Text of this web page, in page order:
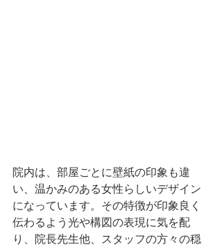
院内は、部屋ごとに壁紙の印象も違
い、温かみのある女性らしいデザイン
になっています。その特徴が印象良く
伝わるよう光や構図の表現に気を配
り、院長先生他、スタッフの方々の穏